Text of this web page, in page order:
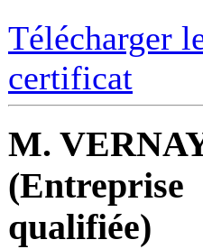
Télécharger
certificat
M.
(Entreprise
qualifiée)